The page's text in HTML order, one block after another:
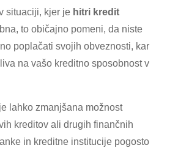
situaciji, kjer je hitri kredit
to običajno pomeni, da niste
poplačati svojih obveznosti, kar
na vašo kreditno sposobnost v
lahko zmanjšana možnost
kreditov ali drugih finančnih
in kreditne institucije pogosto